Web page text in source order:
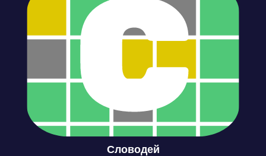
Словодей